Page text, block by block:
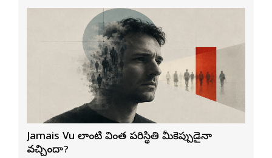
Jamais Vu లాంటి వింత పరిస్థితి మీకెప్పుడైనా
వచ్చిందా?